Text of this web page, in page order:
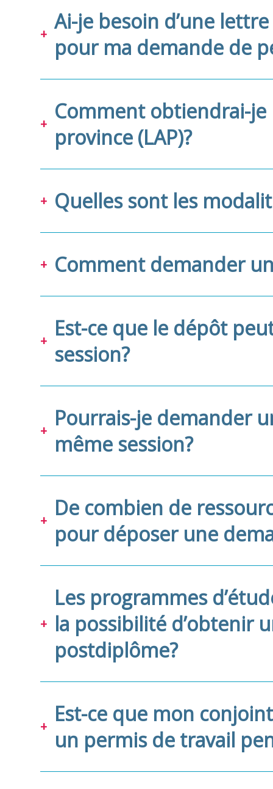
Ai-je besoin d’une
pour ma demande de
Comment obtiendrai-je
province (LAP)?
Quelles sont les
Comment demander
Est-ce que le dépôt
session?
Pourrais-je demander
même session?
De combien de
pour déposer une
Les programmes
la possibilité d’obtenir
postdiplôme?
Est-ce que mon
un permis de travail